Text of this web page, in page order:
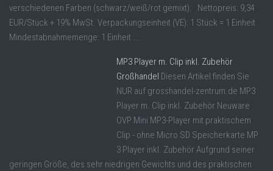
verschiedenen Farben (schwarz/weiß/rot gemixt). Nettopreis: 9,34
EUR/Stück + 19% MwSt. Verpackungseinheit (VE): 1 Stück = 1 Einheit
Mindestabnahmemenge: 1 Einheit ...
MP3 Player m. Clip inkl. Zubehör
Großhandel Diesen Artikel finden Sie
NUR auf grosshandel-zentrum.de MP3
Player m. Clip inkl. Zubehör Neuware
OVP Mini MP3-Player mit praktischem
Clip - ohne Micro SD Speicherkarte MP
3 Player inkl. Zubehör Aufgrund seiner
geringen Größe, des sehr niedrigen Gewichts und des praktischen